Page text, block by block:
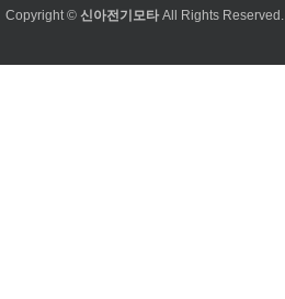
Copyright © 신아전기모타All Rights Reserved.